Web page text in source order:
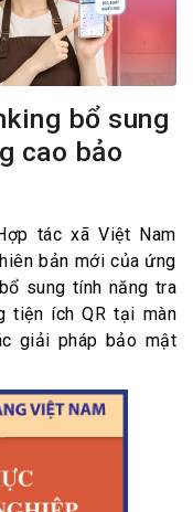
bổ sung
cao bảo
tác xã Việt Nam
bản mới của ứng
sung tính năng tra
tiện ích QR tại màn
giải pháp bảo mật